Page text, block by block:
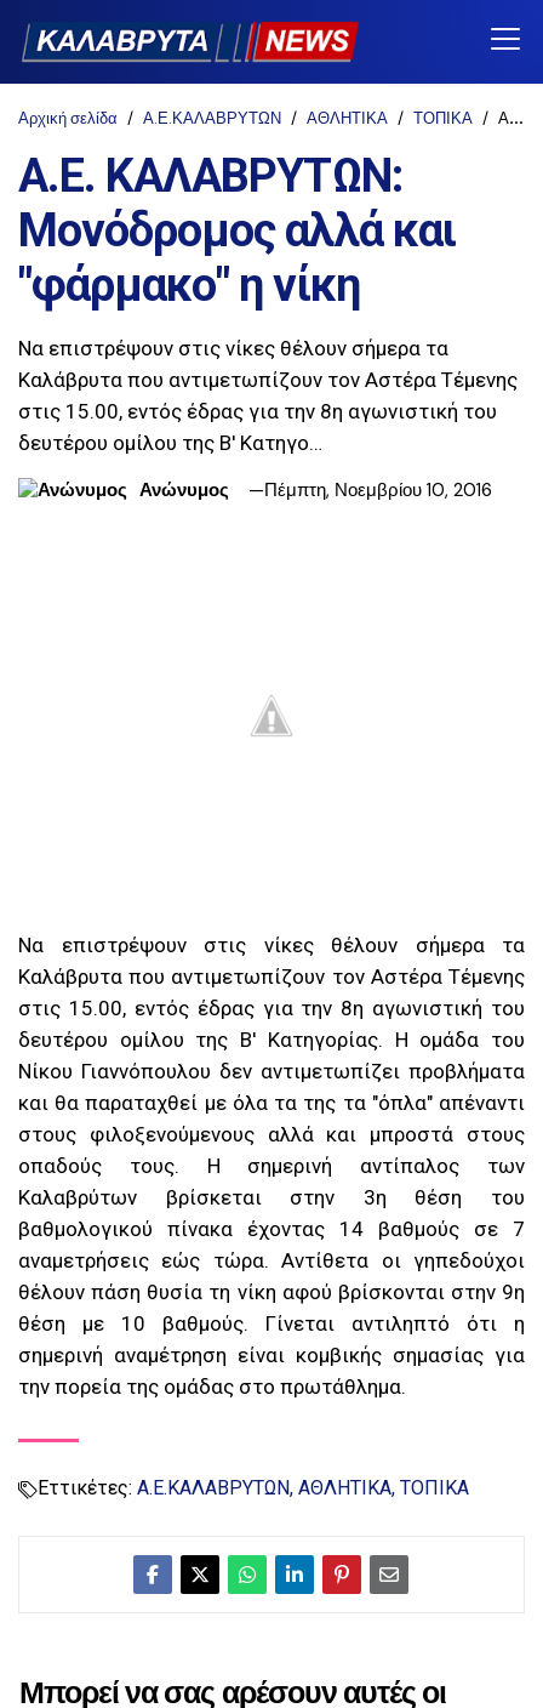
Αρχική σελίδα Α.Ε.ΚΑΛΑΒΡΥΤΩΝ ΑΘΛΗΤΙΚΑ ΤΟΠΙΚΑ Α.Ε. ΚΑΛΑΒΡΥΤΩΝ: Μονόδρομος αλλά και "φάρμακο" η νίκη
Α.Ε. ΚΑΛΑΒΡΥΤΩΝ:
Μονόδρομος αλλά και
"φάρμακο" η νίκη
Να επιστρέψουν στις νίκες θέλουν σήμερα τα
Καλάβρυτα που αντιμετωπίζουν τον Αστέρα Τέμενης
στις 15.00, εντός έδρας για την 8η αγωνιστική του
δευτέρου ομίλου της Β' Κατηγο…
Ανώνυμος
Πέμπτη, Νοεμβρίου 10, 2016
Να επιστρέψουν στις νίκες θέλουν σήμερα τα
Καλάβρυτα που αντιμετωπίζουν τον Αστέρα Τέμενης
στις 15.00, εντός έδρας για την 8η αγωνιστική του
δευτέρου ομίλου της Β' Κατηγορίας. Η ομάδα του
Νίκου Γιαννόπουλου δεν αντιμετωπίζει προβλήματα
και θα παραταχθεί με όλα τα της τα "όπλα" απέναντι
στους φιλοξενούμενους αλλά και μπροστά στους
οπαδούς τους. Η σημερινή αντίπαλος των
Καλαβρύτων βρίσκεται στην 3η θέση του
βαθμολογικού πίνακα έχοντας 14 βαθμούς σε 7
αναμετρήσεις εώς τώρα. Αντίθετα οι γηπεδούχοι
θέλουν πάση θυσία τη νίκη αφού βρίσκονται στην 9η
θέση με 10 βαθμούς. Γίνεται αντιληπτό ότι η
σημερινή αναμέτρηση είναι κομβικής σημασίας για
την πορεία της ομάδας στο πρωτάθλημα.
Εττικέτες: Α.Ε.ΚΑΛΑΒΡΥΤΩΝ ΑΘΛΗΤΙΚΑ ΤΟΠΙΚΑ
Μπορεί να σας αρέσουν αυτές οι